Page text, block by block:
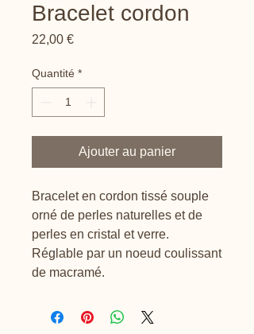
Bracelet cordon
22,00 €Prix
Quantité *
Ajouter au panier
Bracelet en cordon tissé souple
orné de perles naturelles et de
perles en cristal et verre.
Réglable par un noeud coulissant
de macramé.